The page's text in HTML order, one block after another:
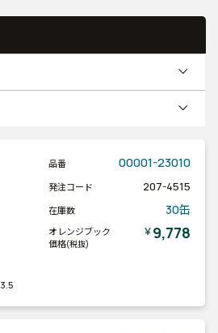
品番 00001-23010
発注コード 207-4515
在庫数 30缶
オレンジブック
価格(税抜)
￥9,778
3.5